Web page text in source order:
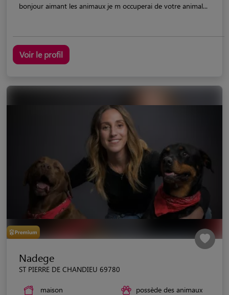
bonjour aimant les animaux je m occuperai de votre animal...
Voir le profil
Nadege
ST PIERRE DE CHANDIEU 69780
maison possède des animaux